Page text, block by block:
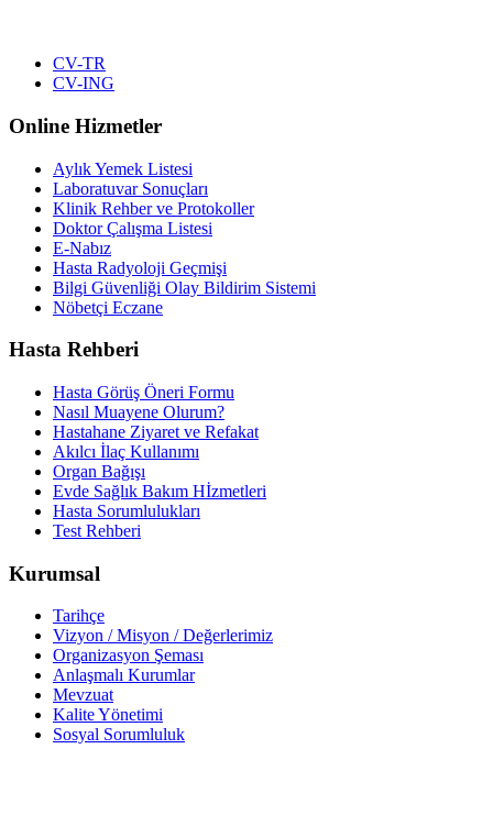
CV-TR
CV-ING
Online Hizmetler
Aylık Yemek Listesi
Laboratuvar Sonuçları
Klinik Rehber ve Protokoller
Doktor Çalışma Listesi
E-Nabız
Hasta Radyoloji Geçmişi
Bilgi Güvenliği Olay Bildirim Sistemi
Nöbetçi Eczane
Hasta Rehberi
Hasta Görüş Öneri Formu
Nasıl Muayene Olurum?
Hastahane Ziyaret ve Refakat
Akılcı İlaç Kullanımı
Organ Bağışı
Evde Sağlık Bakım Hİzmetleri
Hasta Sorumlulukları
Test Rehberi
Kurumsal
Tarihçe
Vizyon / Misyon / Değerlerimiz
Organizasyon Şeması
Anlaşmalı Kurumlar
Mevzuat
Kalite Yönetimi
Sosyal Sorumluluk